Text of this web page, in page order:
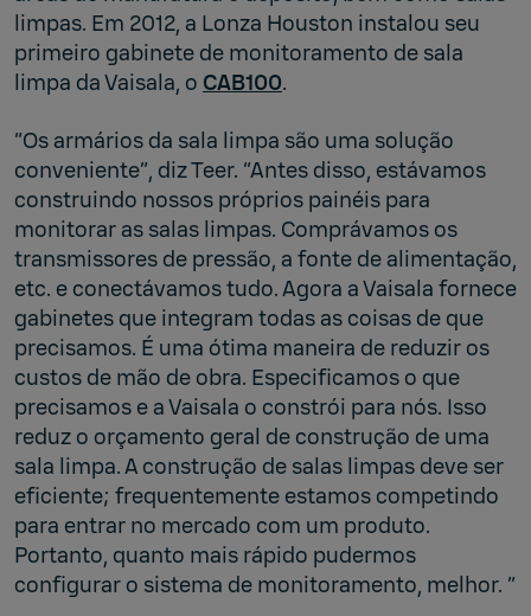
limpas. Em 2012, a Lonza Houston instalou seu
primeiro gabinete de monitoramento de sala
limpa da Vaisala, o CAB100.
“Os armários da sala limpa são uma solução
conveniente”, diz Teer. “Antes disso, estávamos
construindo nossos próprios painéis para
monitorar as salas limpas. Comprávamos os
transmissores de pressão, a fonte de alimentação,
etc. e conectávamos tudo. Agora a Vaisala fornece
gabinetes que integram todas as coisas de que
precisamos. É uma ótima maneira de reduzir os
custos de mão de obra. Especificamos o que
precisamos e a Vaisala o constrói para nós. Isso
reduz o orçamento geral de construção de uma
sala limpa. A construção de salas limpas deve ser
eficiente; frequentemente estamos competindo
para entrar no mercado com um produto.
Portanto, quanto mais rápido pudermos
configurar o sistema de monitoramento, melhor. ”